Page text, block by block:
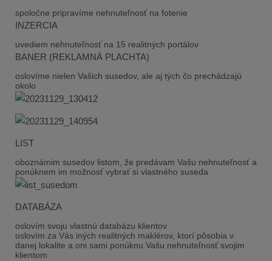
spoločne pripravíme nehnuteľnosť na fotenie
INZERCIA
uvediem nehnuteľnosť na 15 realitných portálov
BANER (REKLAMNÁ PLACHTA)
oslovíme nielen Vašich susedov, ale aj tých čo prechádzajú
okolo
LIST
oboznámim susedov listom, že predávam Vašu nehnuteľnosť a
ponúknem im možnosť vybrať si vlastného suseda
DATABÁZA
oslovím svoju vlastnú databázu klientov
oslovím za Vás iných realitných maklérov, ktorí pôsobia v
danej lokalite a oni sami ponúknu Vašu nehnuteľnosť svojim
klientom